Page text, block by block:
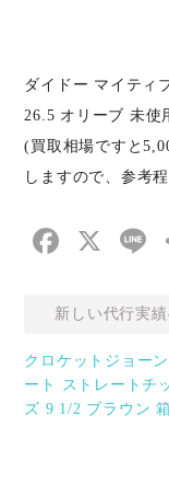
ダイドー マイティ
26.5 オリーブ 未使
(買取相場ですと
しますので、参考
X
新しい代行実
クロケットジョー
ート ストレートチ
ズ 9 1/2 ブラウン